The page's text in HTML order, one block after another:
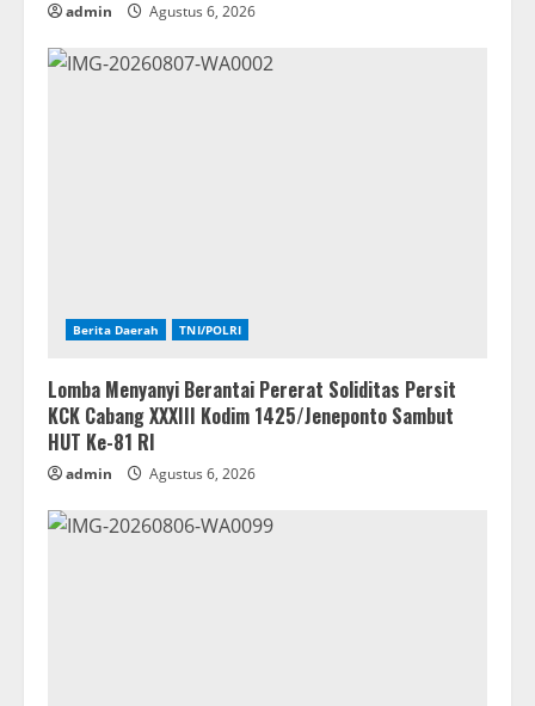
admin Agustus 6, 2026
Berita Daerah TNI/POLRI
Lomba Menyanyi Berantai Pererat Soliditas Persit
KCK Cabang XXXIII Kodim 1425/Jeneponto Sambut
HUT Ke-81 RI
admin Agustus 6, 2026